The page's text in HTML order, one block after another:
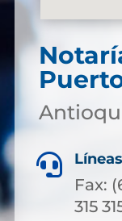

Fax:
315